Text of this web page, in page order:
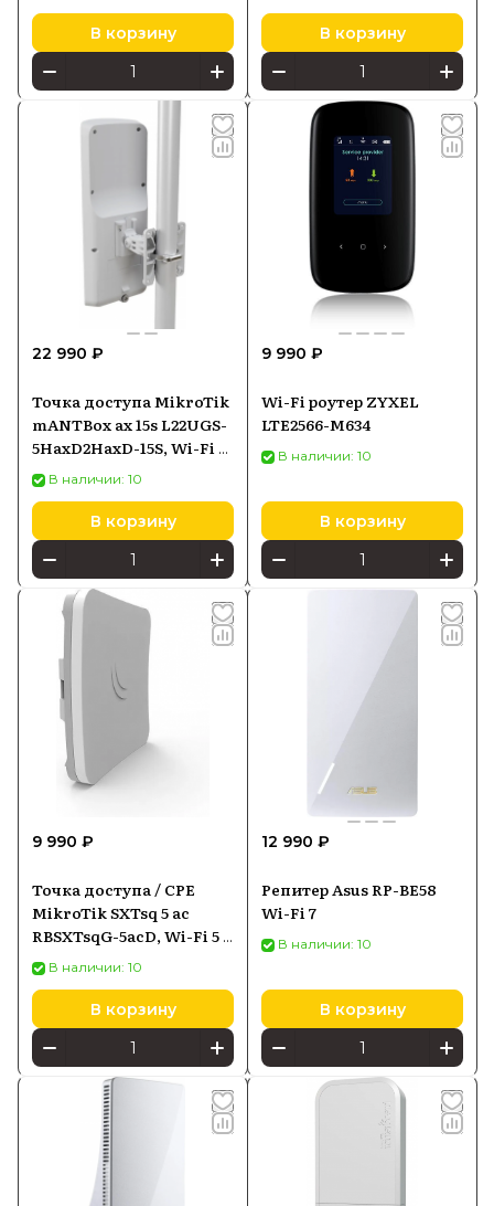
В корзину В корзину
22 990 ₽
Точка доступа MikroTik
mANTBox ax 15s L22UGS-
5HaxD2HaxD-15S, Wi-Fi 6
2,4/5 ГГц, секторная
антенна, PoE-in
В наличии: 10
В корзину
9 990 ₽
Wi-Fi роутер ZYXEL
LTE2566-M634
В наличии: 10
В корзину
9 990 ₽
Точка доступа / CPE
MikroTik SXTsq 5 ac
RBSXTsqG-5acD, Wi-Fi 5 5
ГГц, 1×Gigabit Ethernet,
PoE-in
В наличии: 10
В корзину
12 990 ₽
Репитер Asus RP-BE58
Wi-Fi 7
В наличии: 10
В корзину